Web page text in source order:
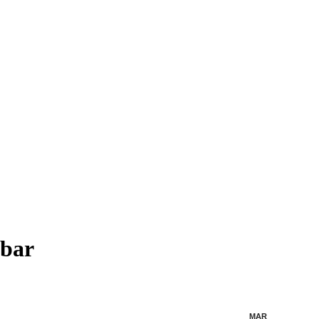
MAR